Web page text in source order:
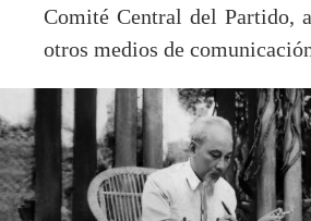
Comité Central del Partido,
otros medios de